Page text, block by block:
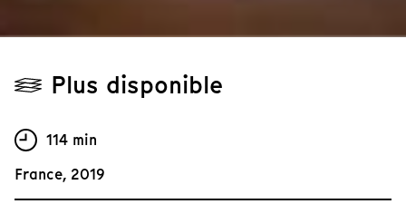
Plus disponible
114 min
France, 2019